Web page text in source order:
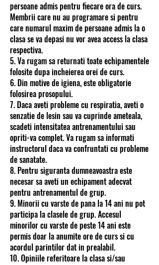
persoane admis pentru fiecare ora de curs.
Membrii care nu au programare si pentru
care numarul maxim de persoane admis la o
clasa se va depasi nu vor avea access la clasa
respectiva.
5. Va rugam sa returnati toate echipamentele
folosite dupa incheierea orei de curs.
6. Din motive de igiena, este obligatorie
folosirea prosopului.
7. Daca aveti probleme cu respiratia, aveti o
senzatie de lesin sau va cuprinde ameteala,
scadeti intensitatea antrenamentului sau
opriti-va complet. Va rugam sa informati
instructorul daca va confruntati cu probleme
de sanatate.
8. Pentru siguranta dumneavoastra este
necesar sa aveti un echipament adecvat
pentru antrenamentul de grup.
9. Minorii cu varste de pana la 14 ani nu pot
participa la clasele de grup. Accesul
minorilor cu varste de peste 14 ani este
permis doar la anumite ore de curs si cu
acordul parintilor dat in prealabil.
10. Opiniile referitoare la clasa si/sau